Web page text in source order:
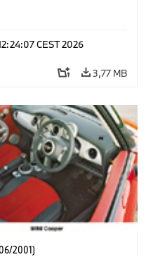
CEST 2026
3,77 MB
2001)